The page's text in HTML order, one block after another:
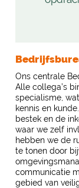
Ons centrale
Alle collega’s
specialisme,
kennis en
bestek en de
waar we zelf
hebben we de
te tonen door
communicatie
gebied van